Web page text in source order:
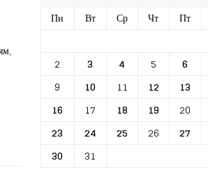
Пн
Вт Ср Чт Пт
2
3 4 5 6
9
10 11 12 13
16
17 18 19 20
23
24 25 26 27
30
31